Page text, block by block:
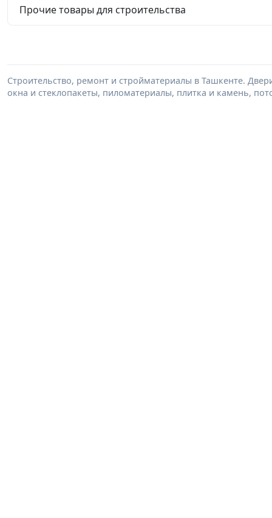
Прочие товары для строительства
Строительство, ремонт и стройматериалы в Ташкенте.
окна и стеклопакеты, пиломатериалы, плитка и камень,